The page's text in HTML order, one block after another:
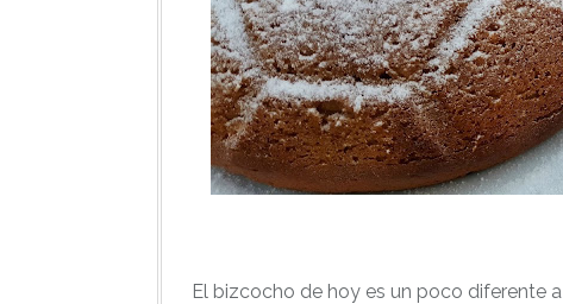
El bizcocho de hoy es un poco diferente